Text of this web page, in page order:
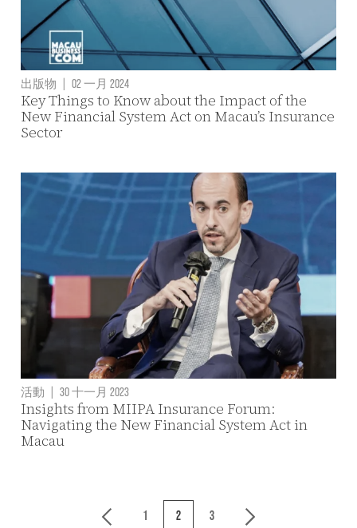
出版物 02 一月 2024
Key Things to Know about the Impact of the
New Financial System Act on Macau’s Insurance
Sector
活動 | 30 十一月 2023
Insights from MIIPA Insurance Forum:
Navigating the New Financial System Act in
Macau
1 2 3